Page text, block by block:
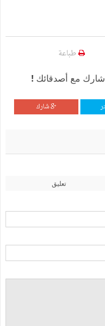
طباعة
مع أصدقائك !
شارك
تعليق